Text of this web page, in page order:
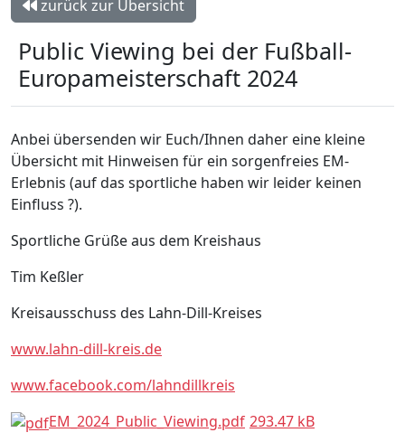
zurück zur Übersicht
Public Viewing bei der Fußball-
Europameisterschaft 2024
Anbei übersenden wir Euch/Ihnen daher eine kleine
Übersicht mit Hinweisen für ein sorgenfreies EM-
Erlebnis (auf das sportliche haben wir leider keinen
Einfluss ?).
Sportliche Grüße aus dem Kreishaus
Tim Keßler
Kreisausschuss des Lahn-Dill-Kreises
www.lahn-dill-kreis.de
www.facebook.com/lahndillkreis
EM_2024_Public_Viewing.pdf 293.47 kB